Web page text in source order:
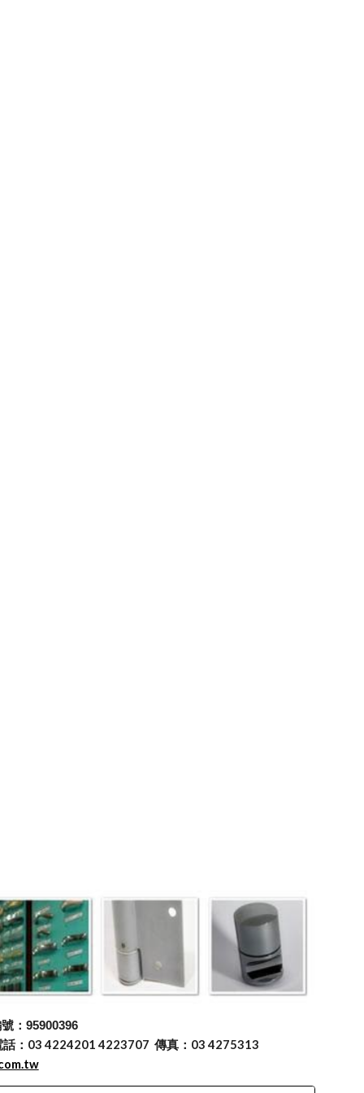
：95900396
：03 4224201 4223707 傳真：03 4275313